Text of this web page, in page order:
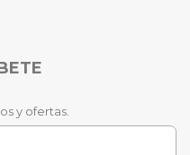
y ofertas.